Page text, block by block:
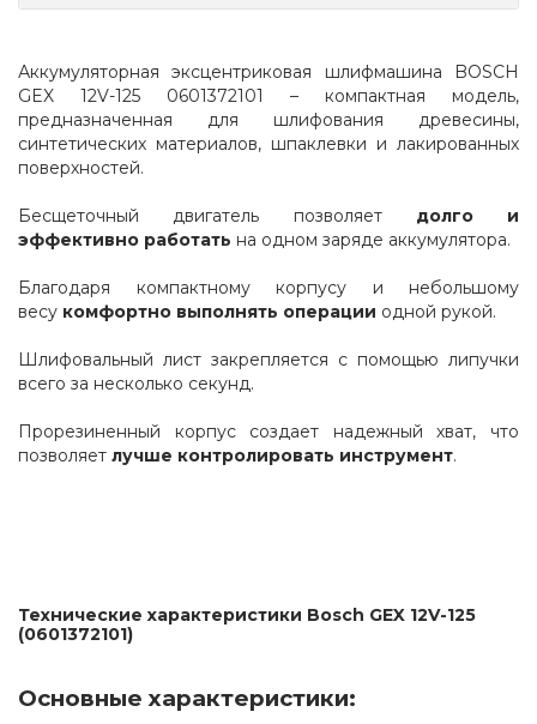
Аккумуляторная эксцентриковая шлифмашина BOSCH
GEX 12V-125 0601372101 – компактная модель,
предназначенная для шлифования древесины,
синтетических материалов, шпаклевки и лакированных
поверхностей.
Бесщеточный двигатель позволяет долго и
эффективно работать на одном заряде аккумулятора.
Благодаря компактному корпусу и небольшому
весу комфортно выполнять операции одной рукой.
Шлифовальный лист закрепляется с помощью липучки
всего за несколько секунд.
Прорезиненный корпус создает надежный хват, что
позволяет лучше контролировать инструмент.
Технические характеристики Bosch GEX 12V-125
(0601372101)
Основные характеристики: